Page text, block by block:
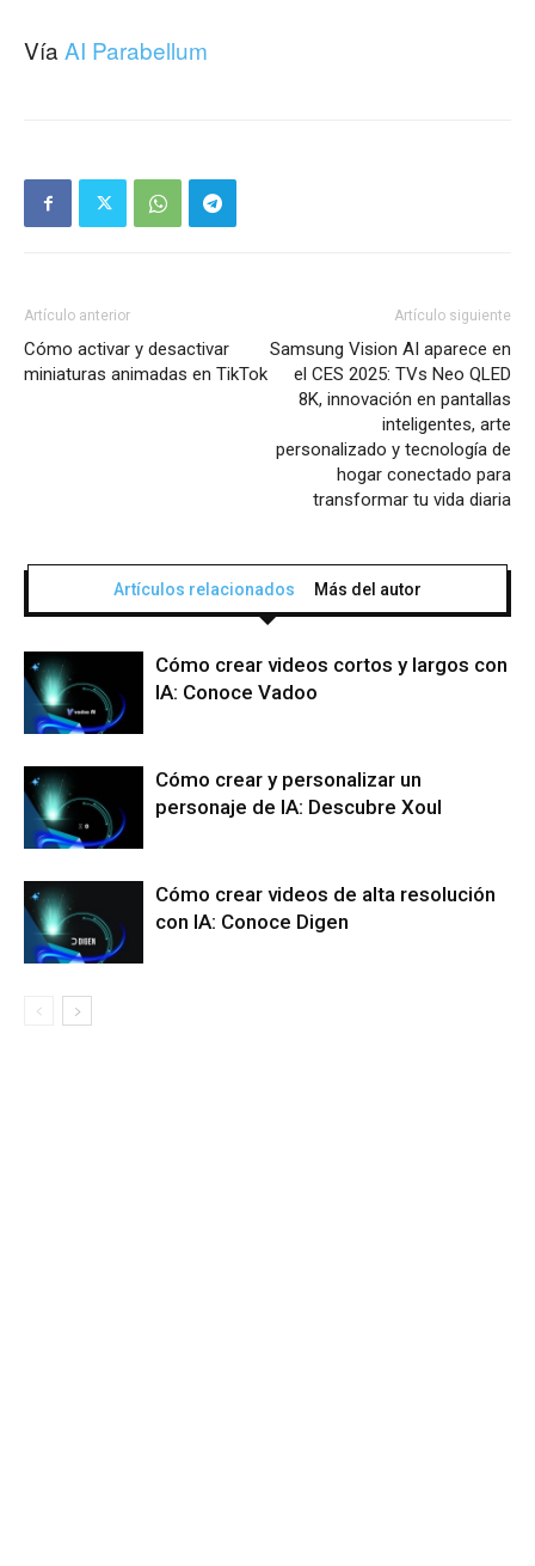
VíaAI Parabellum
Artículo anterior
Cómo activar y desactivar
miniaturas animadas en TikTok
Artículo siguiente
Samsung Vision AI aparece en
el CES 2025: TVs Neo QLED
8K, innovación en pantallas
inteligentes, arte
personalizado y tecnología de
hogar conectado para
transformar tu vida diaria
Artículos relacionados Más del autor
Cómo crear videos cortos y largos con
IA: Conoce Vadoo
Cómo crear y personalizar un
personaje de IA: Descubre Xoul
Cómo crear videos de alta resolución
con IA: Conoce Digen